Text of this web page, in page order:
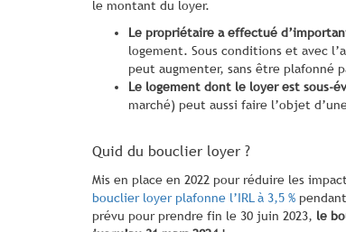
le montant du loyer.
Le propriétaire a effectué
logement. Sous conditions et avec
peut augmenter, sans être plafonné
Le logement dont le loyer est sous-
marché) peut aussi faire l’objet
Quid du bouclier loyer ?
Mis en place en 2022 pour réduire les
bouclier loyer plafonne l’IRL à 3,5 %
prévu pour prendre fin le 30 juin 2023, le